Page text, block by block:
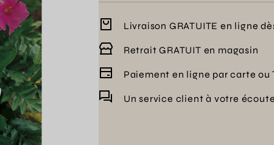
Livraison GRATUITE en ligne
Retrait GRATUIT en magasin
Paiement en ligne par carte ou
Un service client à votre écoute